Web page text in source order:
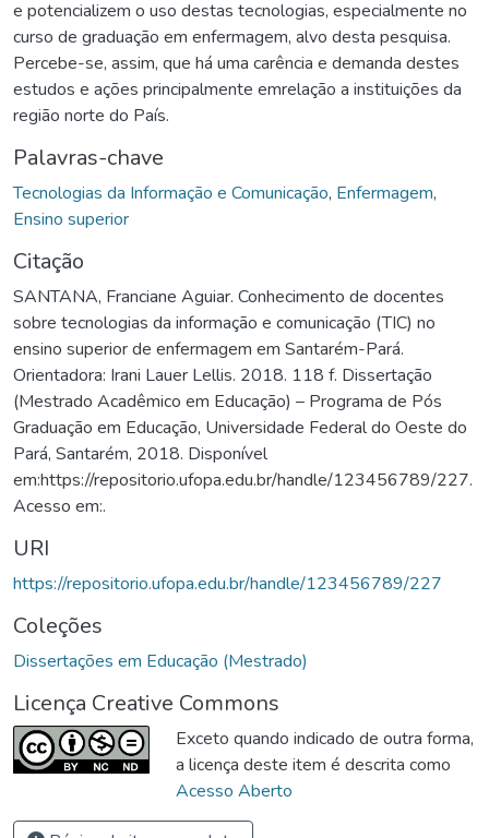
e potencializem o uso destas tecnologias, especialmente no
curso de graduação em enfermagem, alvo desta pesquisa.
Percebe-se, assim, que há uma carência e demanda destes
estudos e ações principalmente emrelação a instituições da
região norte do País.
Palavras-chave
Tecnologias da Informação e Comunicação, Enfermagem,
Ensino superior
Citação
SANTANA, Franciane Aguiar. Conhecimento de docentes
sobre tecnologias da informação e comunicação (TIC) no
ensino superior de enfermagem em Santarém-Pará.
Orientadora: Irani Lauer Lellis. 2018. 118 f. Dissertação
(Mestrado Acadêmico em Educação) – Programa de Pós
Graduação em Educação, Universidade Federal do Oeste do
Pará, Santarém, 2018. Disponível
em:https://repositorio.ufopa.edu.br/handle/123456789/227.
Acesso em:.
URI
https://repositorio.ufopa.edu.br/handle/123456789/227
Coleções
Dissertações em Educação (Mestrado)
Licença Creative Commons
Exceto quando indicado de outra forma,
a licença deste item é descrita como
Acesso Aberto